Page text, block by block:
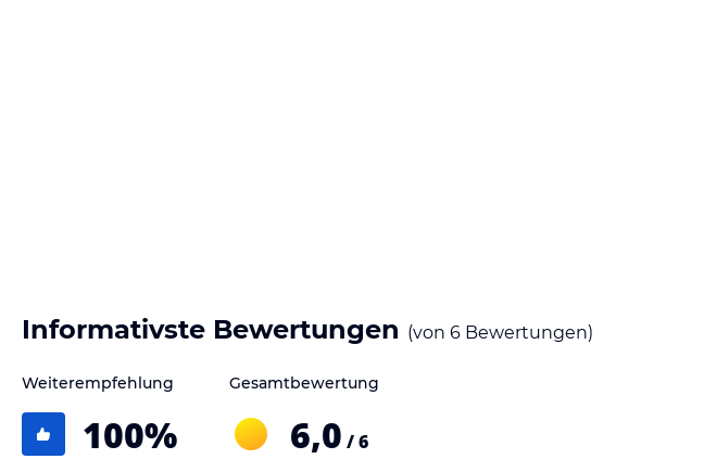
Informativste Bewertungen (von 6 Bewertungen)
Weiterempfehlung
100%
Gesamtbewertung
6,0 / 6